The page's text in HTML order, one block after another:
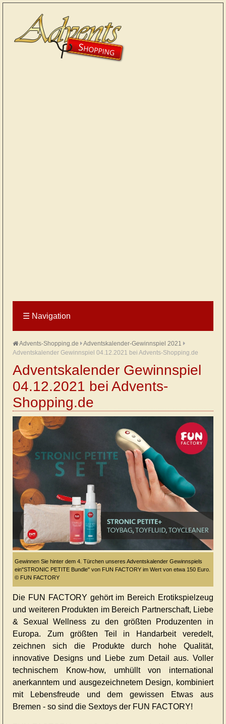
☰ Navigation
Advents-Shopping.de
Adventskalender-Gewinnspiel 2021
Adventskalender Gewinnspiel 04.12.2021 bei Advents-Shopping.de
Adventskalender Gewinnspiel
04.12.2021 bei Advents-
Shopping.de
Gewinnen Sie hinter dem 4. Türchen unseres Adventskalender Gewinnspiels
ein"STRONIC PETITE Bundle" von FUN FACTORY im Wert von etwa 150 Euro.
© FUN FACTORY
Die FUN FACTORY gehört im Bereich Erotikspielzeug
und weiteren Produkten im Bereich Partnerschaft, Liebe
& Sexual Wellness zu den größten Produzenten in
Europa. Zum größten Teil in Handarbeit veredelt,
zeichnen sich die Produkte durch hohe Qualität,
innovative Designs und Liebe zum Detail aus. Voller
technischem Know-how, umhüllt von international
anerkanntem und ausgezeichnetem Design, kombiniert
mit Lebensfreude und dem gewissen Etwas aus
Bremen - so sind die Sextoys der FUN FACTORY!